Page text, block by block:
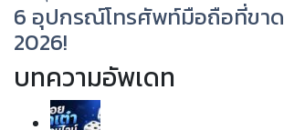
6 อุปกรณ์โทรศัพท์มือถือที่ขาด
2026!
บทความอัพเดท